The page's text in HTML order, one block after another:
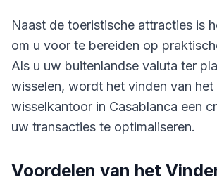
Naast de toeristische attracties is
om u voor te bereiden op
Als u uw buitenlandse valuta ter
wisselen, wordt het vinden van het
wisselkantoor in Casablanca een
uw transacties te optimaliseren.
Voordelen van het